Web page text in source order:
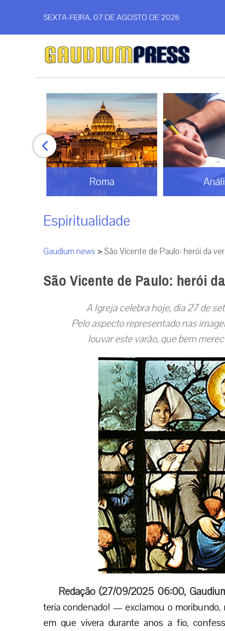
SEXTA-FEIRA, 07 DE AGOSTO DE 2026
Análise
Espiritualidade
Gaudium news >São Vicente de Paulo: herói da
São Vicente de Paulo: herói
A Igreja celebra hoje, dia 27 de
Pelo aspecto representado nas
louvar este varão, que bem
Redação (27/09/2025 06:00,
teria condenado! — exclamou o moribundo,
em que vivera durante anos a fio,